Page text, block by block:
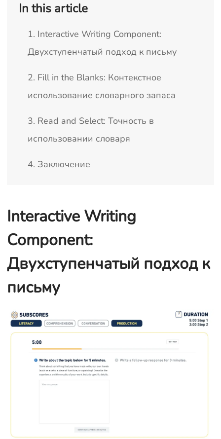
In this article
1. Interactive Writing Component:
Двухступенчатый подход к письму
2. Fill in the Blanks: Контекстное
использование словарного запаса
3. Read and Select: Точность в
использовании словаря
4. Заключение
Interactive Writing
Component:
Двухступенчатый подход к
письму